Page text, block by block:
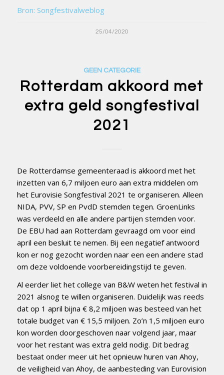
Bron: Songfestivalweblog
25/04/2020
GEEN CATEGORIE
Rotterdam akkoord met
extra geld songfestival
2021
De Rotterdamse gemeenteraad is akkoord met het
inzetten van 6,7 miljoen euro aan extra middelen om
het Eurovisie Songfestival 2021 te organiseren. Alleen
NIDA, PVV, SP en PvdD stemden tegen. GroenLinks
was verdeeld en alle andere partijen stemden voor.
De EBU had aan Rotterdam gevraagd om voor eind
april een besluit te nemen. Bij een negatief antwoord
kon er nog gezocht worden naar een een andere stad
om deze voldoende voorbereidingstijd te geven.
Al eerder liet het college van B&W weten het festival in
2021 alsnog te willen organiseren. Duidelijk was reeds
dat op 1 april bijna € 8,2 miljoen was besteed van het
totale budget van € 15,5 miljoen. Zo’n 1,5 miljoen euro
kon worden doorgeschoven naar volgend jaar, maar
voor het restant was extra geld nodig. Dit bedrag
bestaat onder meer uit het opnieuw huren van Ahoy,
de veiligheid van Ahoy, de aanbesteding van Eurovision